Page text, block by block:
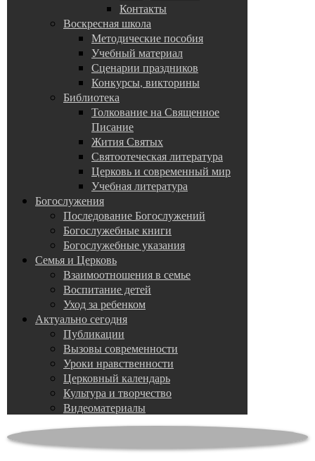
Контакты
Воскресная школа
Методические пособия
Учебный материал
Сценарии праздников
Конкурсы, викторины
Библиотека
Толкование на Священное
Писание
Жития Святых
Святоотеческая литература
Церковь и современный мир
Учебная литература
Богослужения
Последование Богослужений
Богослужебные книги
Богослужебные указания
Семья и Церковь
Взаимоотношения в семье
Воспитание детей
Уход за ребенком
Актуально сегодня
Публикации
Вызовы современности
Уроки нравственности
Церковный календарь
Культура и творчество
Видеоматериалы